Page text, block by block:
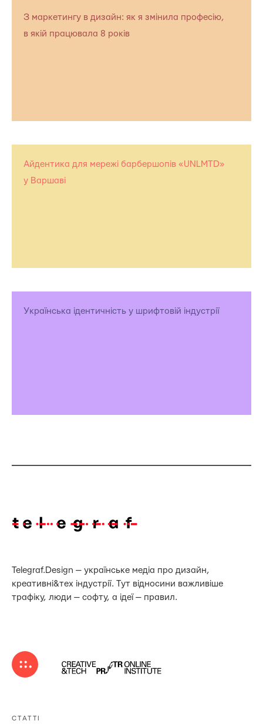
З маркетингу в дизайн: як я змінила професію,
в якій працювала 8 років
Айдентика для мережі барбершопів «UNLMTD»
у Варшаві
Українська ідентичність у шрифтовій індустрії
Telegraf.Design — українське медіа про дизайн,
креативні&тех індустрії. Тут відносини важливіше
трафіку, люди — софту, а ідеї — правил.
СТАТТІ